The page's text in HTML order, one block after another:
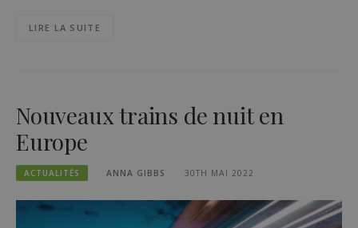
LIRE LA SUITE
Nouveaux trains de nuit en
Europe
ACTUALITÉS ANNA GIBBS 30TH MAI 2022